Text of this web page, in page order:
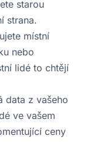
starou
strana.
místní
nebo
lidé to chtějí
data z vašeho
ve vašem
ceny